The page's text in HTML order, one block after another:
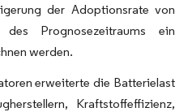
der Adoptionsrate von
des Prognosezeitraums ein
werden.
erweiterte die Batterielast
Kraftstoffeffizienz,